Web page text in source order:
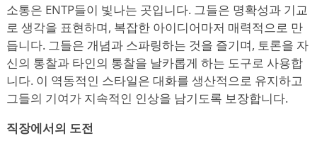
소통은 ENTP들이 빛나는 곳입니다. 그들은 명확성과 기교
로 생각을 표현하며, 복잡한 아이디어마저 매력적으로 만
듭니다. 그들은 개념과 스파링하는 것을 즐기며, 토론을 자
신의 통찰과 타인의 통찰을 날카롭게 하는 도구로 사용합
니다. 이 역동적인 스타일은 대화를 생산적으로 유지하고
그들의 기여가 지속적인 인상을 남기도록 보장합니다.
직장에서의 도전